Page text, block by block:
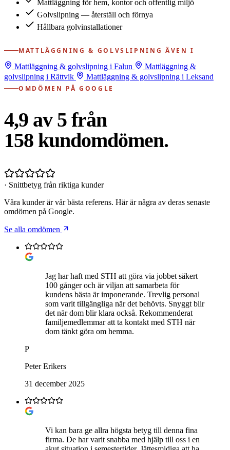
Mattläggning för hem, kontor och offentlig miljö
Golvslipning — återställ och förnya
Hållbara golvinstallationer
MATTLÄGGNING & GOLVSLIPNING ÄVEN I
Mattläggning & golvslipning i Falun
Mattläggning &
golvslipning i Rättvik
Mattläggning & golvslipning i Leksand
OMDÖMEN PÅ GOOGLE
4,9 av 5 från
158 kundomdömen.
· Snittbetyg från riktiga kunder
Våra kunder är vår bästa referens. Här är några av deras senaste
omdömen på Google.
Se alla omdömen
Jag har haft med STH att göra via jobbet säkert
100 gånger och är viljan att samarbeta för
kundens bästa är imponerande. Trevlig personal
som varit tillgängliga när det behövts. Snyggt blir
det när dom blir klara också. Rekommenderat
familjemedlemmar att ta kontakt med STH när
dom tänkt göra om hemma.
P
Peter Erikers
31 december 2025
Vi kan bara ge allra högsta betyg till denna fina
firma. De har varit snabba med hjälp till oss i en